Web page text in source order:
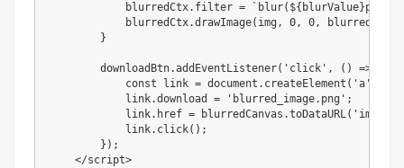
            blurredCtx.filter = `blur(${blurValue}px)`;
blurredCtx.drawImage(img, 0, 0,
        }
        downloadBtn.addEventListener('click', () => {
            const link = document.createElement('a');
            link.download = 'blurred_image.png';
link.href = blurredCanvas.toDataURL('image/
            link.click();
        });
    </script>